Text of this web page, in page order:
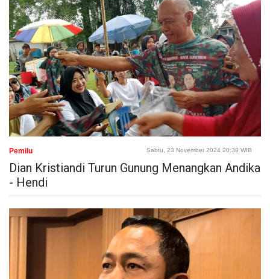
Pemilu Sabtu, 23 November 2024 20:38 WIB
Dian Kristiandi Turun Gunung Menangkan Andika
- Hendi